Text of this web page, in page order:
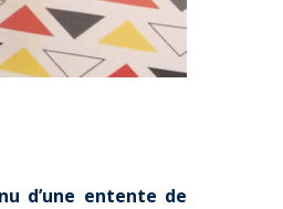
d’une entente de